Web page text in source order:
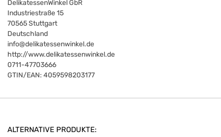
DelikatessenWinkel GbR
Industriestraße 15
70565Stuttgart
Deutschland
info@delikatessenwinkel.de
http://www.delikatessenwinkel.de
0711-47703666
GTIN/EAN: 4059598203177
ALTERNATIVE PRODUKTE: